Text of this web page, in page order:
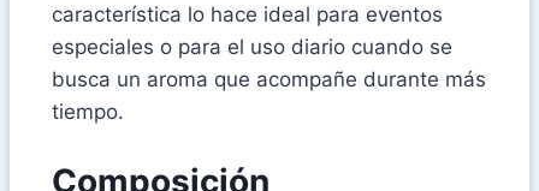
característica lo hace ideal para eventos
especiales o para el uso diario cuando se
busca un aroma que acompañe durante más
tiempo.
Composición